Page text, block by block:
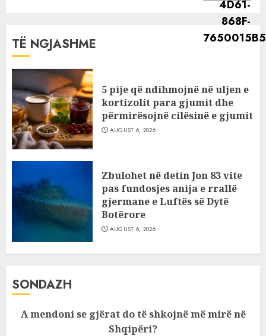
TË NGJASHME
5 pije që ndihmojnë në uljen e
kortizolit para gjumit dhe
përmirësojnë cilësinë e gjumit
AUGUST 6, 2026
Zbulohet në detin Jon 83 vite
pas fundosjes anija e rrallë
gjermane e Luftës së Dytë
Botërore
AUGUST 6, 2026
SONDAZH
A mendoni se gjërat do të shkojnë më mirë në
Shqipëri?